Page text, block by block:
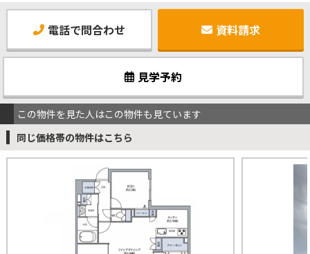
電話で問合わせ 資料請求
見学予約
この物件を見た人はこの物件も見ています
同じ価格帯の物件はこちら